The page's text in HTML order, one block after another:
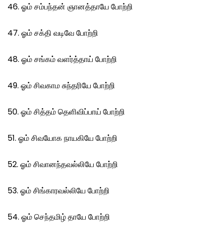
46. ஓம் சம்பந்தன் ஞானத்தாயே போற்றி
47. ஓம் சக்தி வடிவே போற்றி
48. ஓம் சங்கம் வளர்த்தாய் போற்றி
49. ஓம் சிவகாம சுந்தரியே போற்றி
50. ஓம் சித்தம் தெளிவிப்பாய் போற்றி
51. ஓம் சிவயோக நாயகியே போற்றி
52. ஓம் சிவானந்தவல்லியே போற்றி
53. ஓம் சிங்காரவல்லியே போற்றி
54. ஓம் செந்தமிழ் தாயே போற்றி